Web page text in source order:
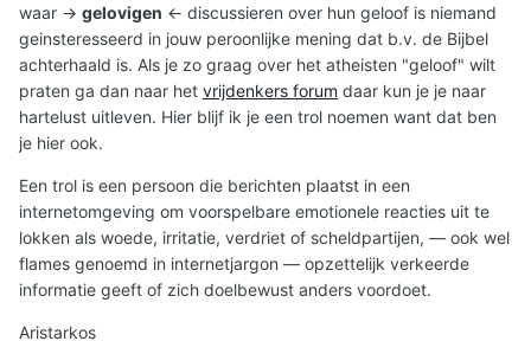
waar → gelovigen ← discussieren over hun geloof is niemand
geinsteresseerd in jouw peroonlijke mening dat b.v. de Bijbel
achterhaald is. Als je zo graag over het atheisten "geloof" wilt
praten ga dan naar het vrijdenkers forum daar kun je je naar
hartelust uitleven. Hier blijf ik je een trol noemen want dat ben
je hier ook.
Een trol is een persoon die berichten plaatst in een
internetomgeving om voorspelbare emotionele reacties uit te
lokken als woede, irritatie, verdriet of scheldpartijen, — ook wel
flames genoemd in internetjargon — opzettelijk verkeerde
informatie geeft of zich doelbewust anders voordoet.
Aristarkos